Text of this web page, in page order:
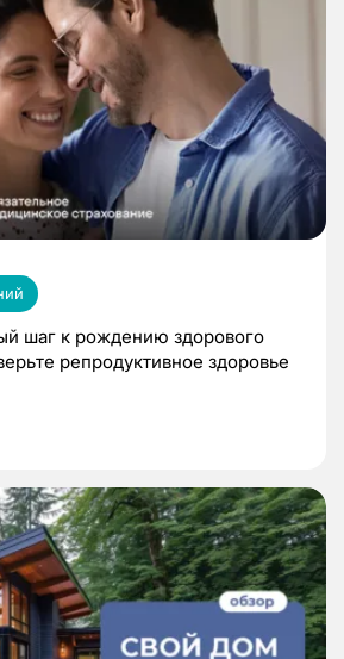
шаг к рождению здорового
репродуктивное здоровье